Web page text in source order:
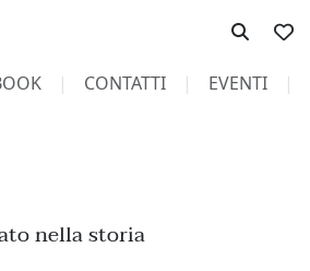
CONTATTI EVENTI
nella storia